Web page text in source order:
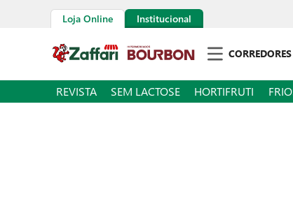
Loja Online Institucional
CORREDORES
REVISTA SEM LACTOSE HORTIFRUTI